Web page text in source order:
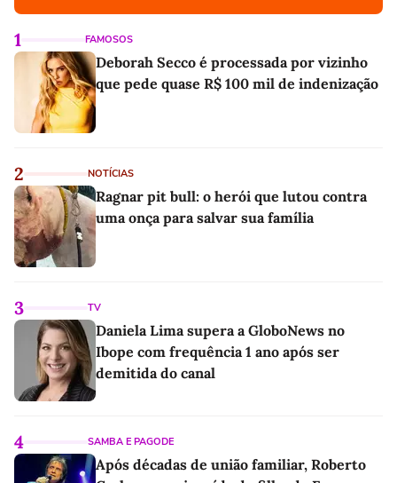
1 FAMOSOS
Deborah Secco é processada por vizinho
que pede quase R$ 100 mil de indenização
2 NOTÍCIAS
Ragnar pit bull: o herói que lutou contra
uma onça para salvar sua família
3 TV
Daniela Lima supera a GloboNews no
Ibope com frequência 1 ano após ser
demitida do canal
4 SAMBA E PAGODE
Após décadas de união familiar, Roberto